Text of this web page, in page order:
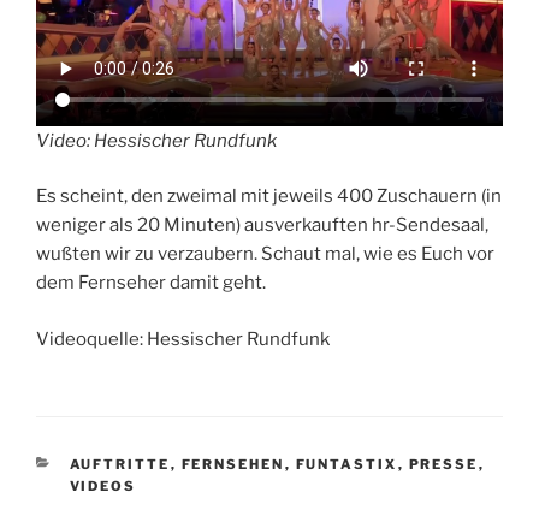
Video: Hessischer Rundfunk
Es scheint, den zweimal mit jeweils 400 Zuschauern (in
weniger als 20 Minuten) ausverkauften hr-Sendesaal,
wußten wir zu verzaubern. Schaut mal, wie es Euch vor
dem Fernseher damit geht.
Videoquelle: Hessischer Rundfunk
KATEGORIEN
AUFTRITTE , FERNSEHEN , FUNTASTIX , PRESSE ,
VIDEOS